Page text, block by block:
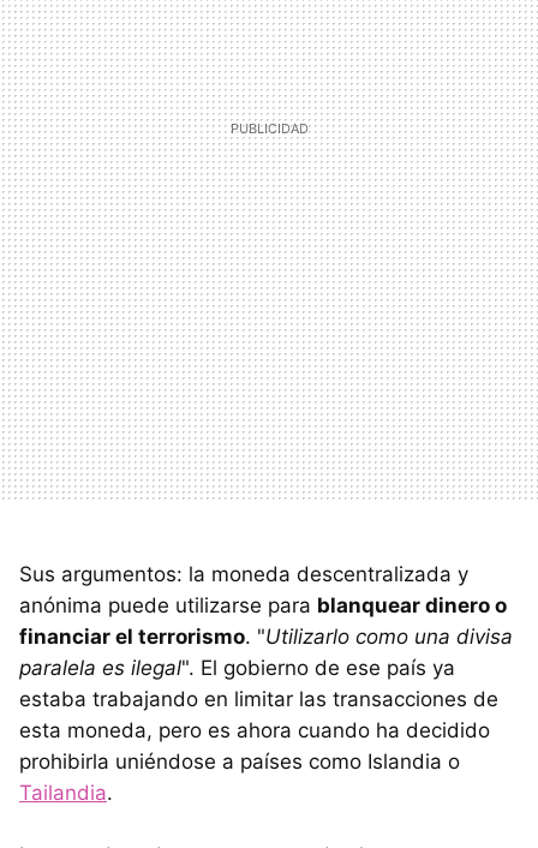
Sus argumentos: la moneda descentralizada y
anónima puede utilizarse para blanquear dinero o
financiar el terrorismo. "Utilizarlo como una divisa
paralela es ilegal". El gobierno de ese país ya
estaba trabajando en limitar las transacciones de
esta moneda, pero es ahora cuando ha decidido
prohibirla uniéndose a países como Islandia o
Tailandia.